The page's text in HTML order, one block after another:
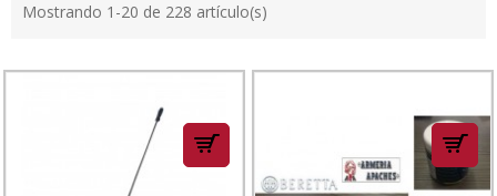
Mostrando 1-20 de 228 artículo(s)